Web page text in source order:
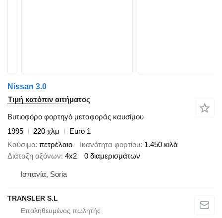
Nissan 3.0
Τιμή κατόπιν αιτήματος
Βυτιοφόρο φορτηγό μεταφοράς καυσίμου
1995
220 χλμ
Euro 1
Καύσιμο πετρέλαιο Ικανότητα φορτίου 1.450 κιλά
Διάταξη αξόνων 4x2 0 διαμερισμάτων
Ισπανία, Soria
TRANSLER S.L